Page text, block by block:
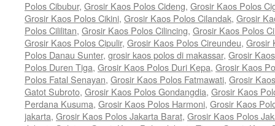
Polos Cibubur, Grosir Kaos Polos Cideng, Grosir Kaos Polos
Grosir Kaos Polos Cikini, Grosir Kaos Polos Cilandak, Grosir
Polos Cililitan, Grosir Kaos Polos Cilincing, Grosir Kaos Polos
Grosir Kaos Polos Cipulir, Grosir Kaos Polos Cireundeu, Grosir
Polos Danau Sunter, grosir kaos polos di makassar, Grosir
Polos Duren Tiga, Grosir Kaos Polos Duri Kepa, Grosir Kaos
Polos Fatal Senayan, Grosir Kaos Polos Fatmawati, Grosir
Gatot Subroto, Grosir Kaos Polos Gondangdia, Grosir Kaos
Perdana Kusuma, Grosir Kaos Polos Harmoni, Grosir Kaos
jakarta, Grosir Kaos Polos Jakarta Barat, Grosir Kaos Polos